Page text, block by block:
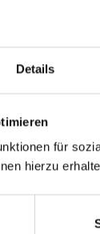
Details
für
hierzu